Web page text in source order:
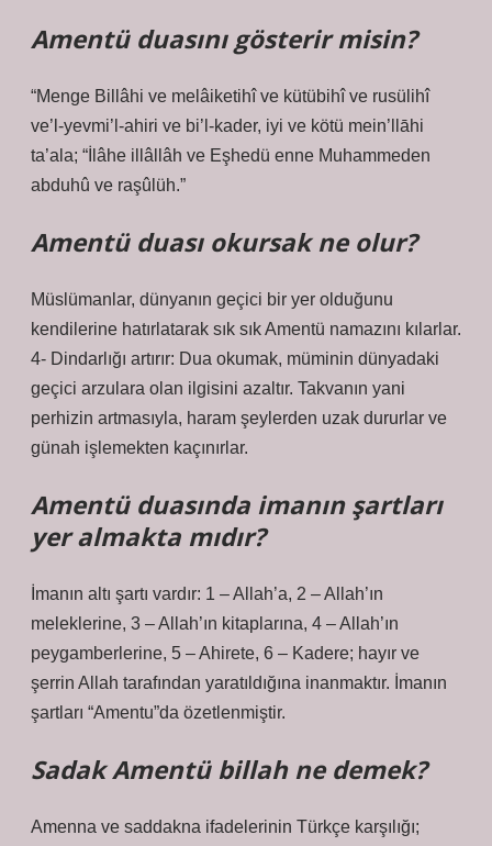
Amentü duasını gösterir misin?
“Menge Billâhi ve melâiketihî ve kütübihî ve rusülihî
ve’l-yevmi’l-ahiri ve bi’l-kader, iyi ve kötü mein’llāhi
ta’ala; “İlâhe illâllâh ve Eşhedü enne Muhammeden
abduhû ve raşûlüh.”
Amentü duası okursak ne olur?
Müslümanlar, dünyanın geçici bir yer olduğunu
kendilerine hatırlatarak sık sık Amentü namazını kılarlar.
4- Dindarlığı artırır: Dua okumak, müminin dünyadaki
geçici arzulara olan ilgisini azaltır. Takvanın yani
perhizin artmasıyla, haram şeylerden uzak dururlar ve
günah işlemekten kaçınırlar.
Amentü duasında imanın şartları
yer almakta mıdır?
İmanın altı şartı vardır: 1 – Allah’a, 2 – Allah’ın
meleklerine, 3 – Allah’ın kitaplarına, 4 – Allah’ın
peygamberlerine, 5 – Ahirete, 6 – Kadere; hayır ve
şerrin Allah tarafından yaratıldığına inanmaktır. İmanın
şartları “Amentu”da özetlenmiştir.
Sadak Amentü billah ne demek?
Amenna ve saddakna ifadelerinin Türkçe karşılığı;